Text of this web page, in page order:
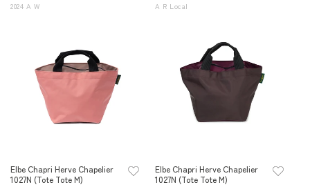
2024 A W
Elbe Chapri Herve Chapelier
1027N (Tote Tote M)
A R Local
Elbe Chapri Herve Chapelier
1027N (Tote Tote M)